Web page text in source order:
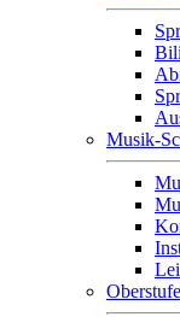
Musik-
Oberstufe